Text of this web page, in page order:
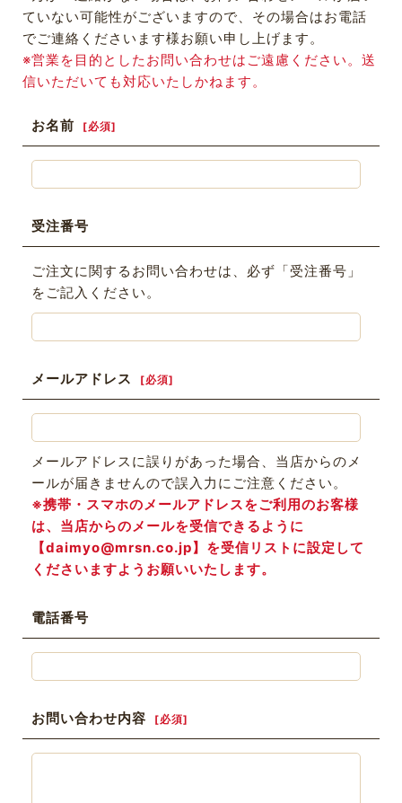
ていない可能性がございますので、その場合はお電話
でご連絡くださいます様お願い申し上げます。
※営業を目的としたお問い合わせはご遠慮ください。送
信いただいても対応いたしかねます。
お名前 [必須]
受注番号
ご注文に関するお問い合わせは、必ず「受注番号」
をご記入ください。
メールアドレス [必須]
メールアドレスに誤りがあった場合、当店からのメ
ールが届きませんので誤入力にご注意ください。
※携帯・スマホのメールアドレスをご利用のお客様
は、当店からのメールを受信できるように
【daimyo@mrsn.co.jp】を受信リストに設定して
くださいますようお願いいたします。
電話番号
お問い合わせ内容 [必須]